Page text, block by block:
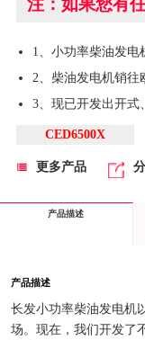
注：如果您有
1、小功率柴油发电
2、柴油发电机销往
3、现已开发出开式
CED6500X
更多产品
产品描述
产品描述
长发小功率柴油发电机
场。现在，我们开发了